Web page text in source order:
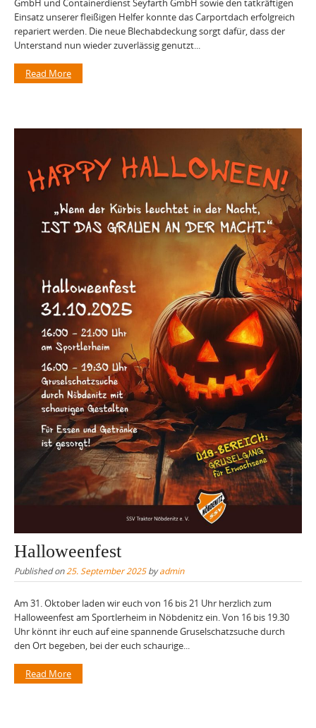
Einsatz unserer fleißigen Helfer konnte das Carportdach erfolgreich
repariert werden. Die neue Blechabdeckung sorgt dafür, dass der
Unterstand nun wieder zuverlässig genutzt...
Read More
Halloweenfest
Published on25. September 2025byadmin
Am 31. Oktober laden wir euch von 16 bis 21 Uhr herzlich zum
Halloweenfest am Sportlerheim in Nöbdenitz ein. Von 16 bis 19.30
Uhr könnt ihr euch auf eine spannende Gruselschatzsuche durch
den Ort begeben, bei der euch schaurige...
Read More